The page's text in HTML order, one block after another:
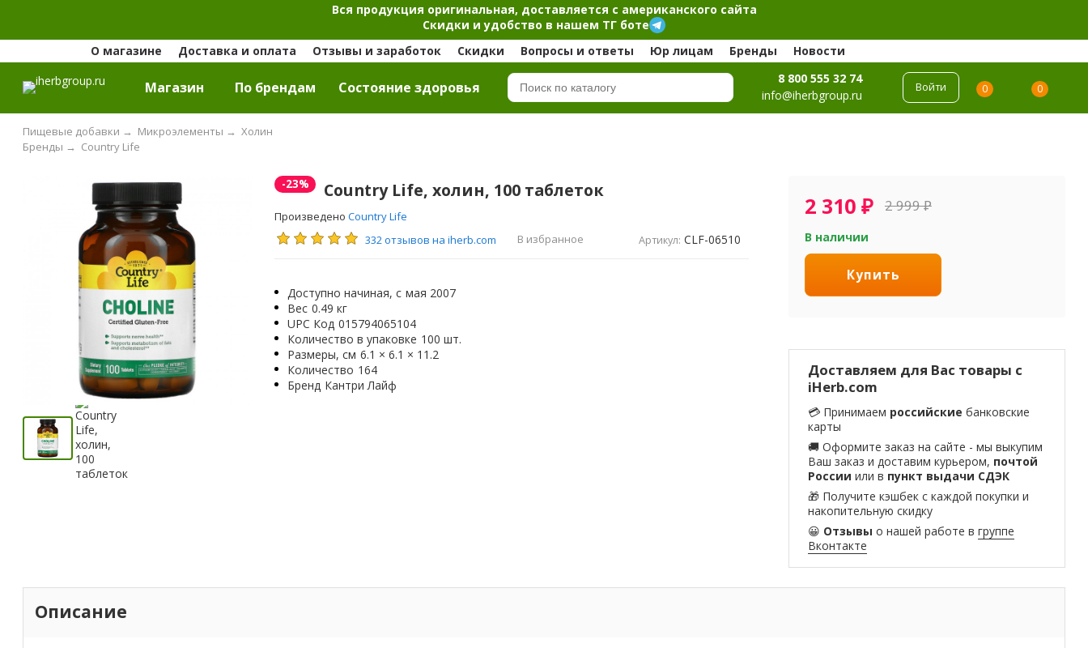
Вся продукция оригинальная, доставляется с американского сайта
Скидки и удобство в нашем ТГ боте
О магазине
Доставка и оплата Отзывы и заработок Скидки Вопросы и ответы Юр лицам Бренды Новости
Магазин По брендам Cостояние здоровья
8 800 555 32 74
info@iherbgroup.ru
Войти 0 0
Пищевые добавки → Микроэлементы → Холин
Country Life
Бренды →
-23% Country Life, холин, 100 таблеток
ПроизведеноCountry Life
332 отзывов на iherb.com
В избранное Артикул: CLF-06510
Доступно начиная, с мая 2007
Вес 0.49 кг
UPC Код 015794065104
Количество в упаковке 100 шт.
Размеры, см 6.1 × 6.1 × 11.2
Количество 164
Бренд Кантри Лайф
2 310 ₽ 2 999₽
В наличии
Купить
Доставляем для Вас товары с
iHerb.com
💳 Принимаем российские банковские
карты
🚚 Оформите заказ на сайте - мы выкупим
Ваш заказ и доставим курьером, почтой
России или в пункт выдачи СДЭК
🎁 Получите кэшбек с каждой покупки и
накопительную скидку
😀 Отзывы о нашей работе в группе
Вконтакте
Описание